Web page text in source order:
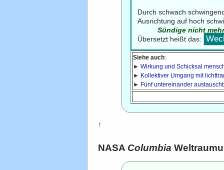
Durch schwach
Ausrichtung auf hoch
Sündige nicht
Übersetzt heißt das:
Siehe auch:
►Wirkung und Schicksal
► Kollektiver Umgang mit
► Fünf untereinander
↑
NASA Columbia